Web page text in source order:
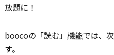
放題に！
boocoの「読む」 機能では、
す。